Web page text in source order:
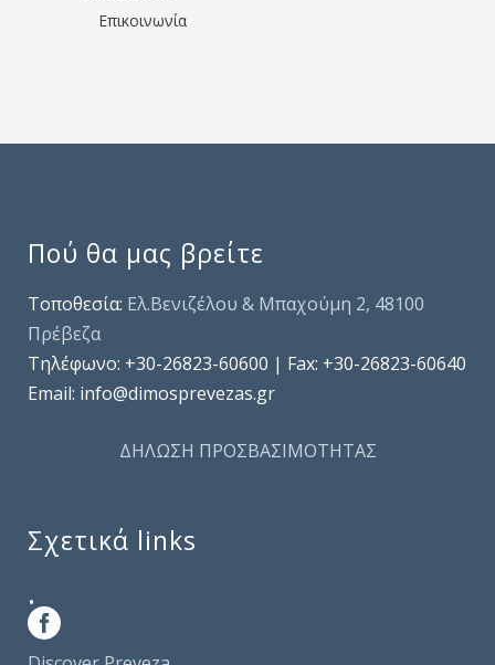
Επικοινωνία
Πού θα μας βρείτε
Τοποθεσία: Ελ.Βενιζέλου & Μπαχούμη 2, 48100
Πρέβεζα
Τηλέφωνo: +30-26823-60600 | Fax: +30-26823-60640
Email: info@dimosprevezas.gr
ΔΗΛΩΣΗ ΠΡΟΣΒΑΣΙΜΟΤΗΤΑΣ
Σχετικά links
.